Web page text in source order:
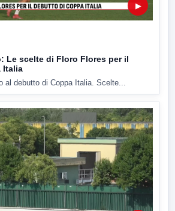
▶
Le scelte di Floro Flores per il
Italia
al debutto di Coppa Italia. Scelte...